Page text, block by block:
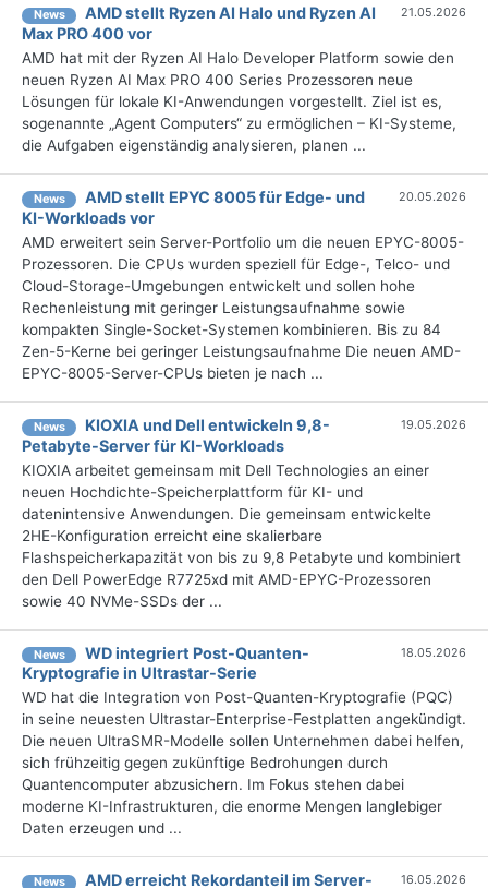
News
AMD stellt Ryzen AI Halo und Ryzen AI
Max PRO 400 vor
21.05.2026
AMD hat mit der Ryzen AI Halo Developer Platform sowie den
neuen Ryzen AI Max PRO 400 Series Prozessoren neue
Lösungen für lokale KI-Anwendungen vorgestellt. Ziel ist es,
sogenannte „Agent Computers“ zu ermöglichen – KI-Systeme,
die Aufgaben eigenständig analysieren, planen ...
News
AMD stellt EPYC 8005 für Edge- und
KI-Workloads vor
20.05.2026
AMD erweitert sein Server-Portfolio um die neuen EPYC-8005-
Prozessoren. Die CPUs wurden speziell für Edge-, Telco- und
Cloud-Storage-Umgebungen entwickelt und sollen hohe
Rechenleistung mit geringer Leistungsaufnahme sowie
kompakten Single-Socket-Systemen kombinieren. Bis zu 84
Zen-5-Kerne bei geringer Leistungsaufnahme Die neuen AMD-
EPYC-8005-Server-CPUs bieten je nach ...
News
KIOXIA und Dell entwickeln 9,8-
Petabyte-Server für KI-Workloads
19.05.2026
KIOXIA arbeitet gemeinsam mit Dell Technologies an einer
neuen Hochdichte-Speicherplattform für KI- und
datenintensive Anwendungen. Die gemeinsam entwickelte
2HE-Konfiguration erreicht eine skalierbare
Flashspeicherkapazität von bis zu 9,8 Petabyte und kombiniert
den Dell PowerEdge R7725xd mit AMD-EPYC-Prozessoren
sowie 40 NVMe-SSDs der ...
News
WD integriert Post-Quanten-
Kryptografie in Ultrastar-Serie
18.05.2026
WD hat die Integration von Post-Quanten-Kryptografie (PQC)
in seine neuesten Ultrastar-Enterprise-Festplatten angekündigt.
Die neuen UltraSMR-Modelle sollen Unternehmen dabei helfen,
sich frühzeitig gegen zukünftige Bedrohungen durch
Quantencomputer abzusichern. Im Fokus stehen dabei
moderne KI-Infrastrukturen, die enorme Mengen langlebiger
Daten erzeugen und ...
News AMD erreicht Rekordanteil im Server- 16.05.2026